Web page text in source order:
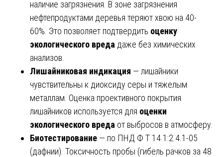
наличие загрязнения. В зоне загрязнения
нефтепродуктами деревья теряют хвою на 40-
60%. Это позволяет подтвердить оценку
экологического вреда даже без химических
анализов.
Лишайниковая индикация — лишайники
чувствительны к диоксиду серы и тяжелым
металлам. Оценка проективного покрытия
лишайников используется для оценки
экологического вреда от выбросов в атмосферу.
Биотестирование — по ПНД Ф Т 14.1:2.4.1-05
(дафнии). Токсичность пробы (гибель рачков за 48